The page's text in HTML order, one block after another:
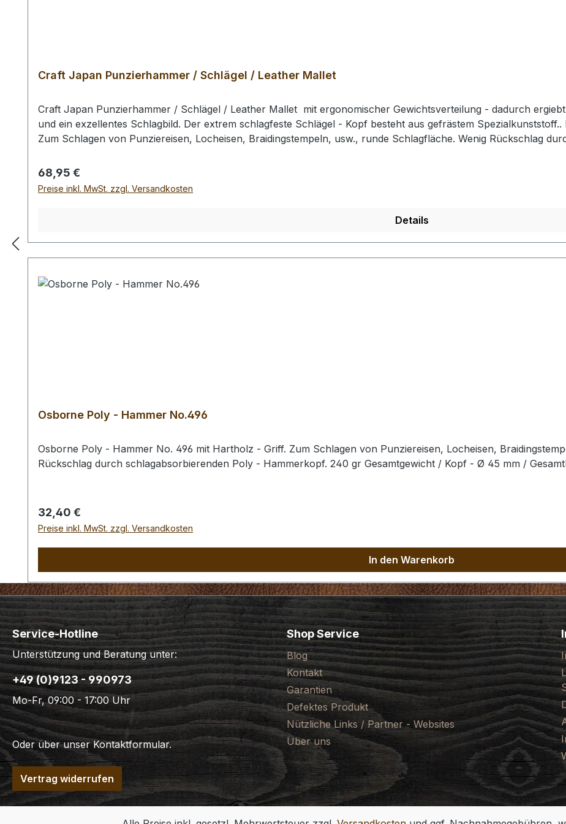
Craft Japan Punzierhammer / Schlägel / Leather Mallet
Craft Japan Punzierhammer / Schlägel / Leather Mallet mit ergonomischer Gewichtsverteilung - dadurch
und ein exzellentes Schlagbild. Der extrem schlagfeste Schlägel - Kopf besteht aus gefrästem
Zum Schlagen von Punziereisen, Locheisen, Braidingstempeln, usw., runde Schlagfläche. Wenig Rückschlag
gr / Kopf-Ø: 55 mm Bei einer Bestellung 1 Stück erhalten Sie 1 Craft Japan Punzierhammer / Schlägel / Leather
Regulärer Preis:
68,95 €
Preise inkl. MwSt. zzgl. Versandkosten
Details
Osborne Poly - Hammer No.496
Osborne Poly - Hammer No. 496 mit Hartholz - Griff. Zum Schlagen von Punziereisen, Locheisen,
Rückschlag durch schlagabsorbierenden Poly - Hammerkopf. 240 gr Gesamtgewicht / Kopf - Ø 45 mm /
Regulärer Preis:
32,40 €
Preise inkl. MwSt. zzgl. Versandkosten
In den Warenkorb
Service-Hotline
Unterstützung und Beratung unter:
+49 (0)9123 - 990973
Mo-Fr, 09:00 - 17:00 Uhr
Oder über unserKontaktformular.
Vertrag widerrufen
Shop Service
Blog
Kontakt
Garantien
Defektes Produkt
Nützliche Links / Partner - Websites
Über uns